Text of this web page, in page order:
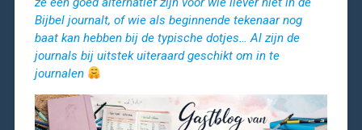
Bijbel journalt, of wie als beginnende tekenaar nog
baat kan hebben bij de typische dotjes… Al zijn de
journals bij uitstek uiteraard geschikt om in te
journalen